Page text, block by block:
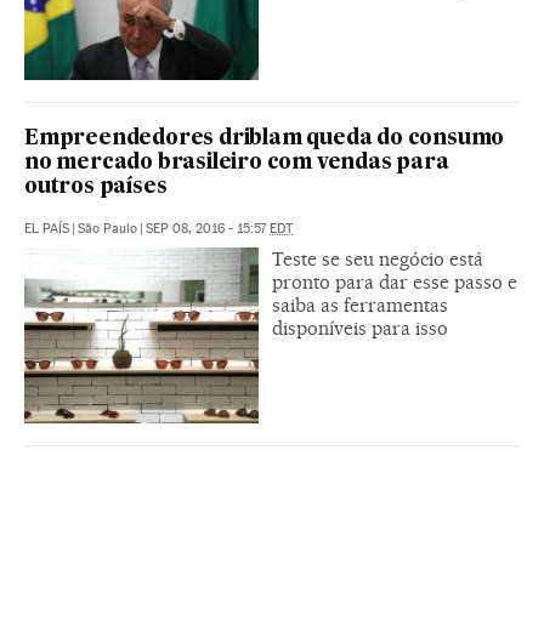
Empreendedores driblam queda do consumo
no mercado brasileiro com vendas para
outros países
EL PAÍS | São Paulo | SEP 08, 2016 - 15:57EDT
Teste se seu negócio está
pronto para dar esse passo e
saiba as ferramentas
disponíveis para isso